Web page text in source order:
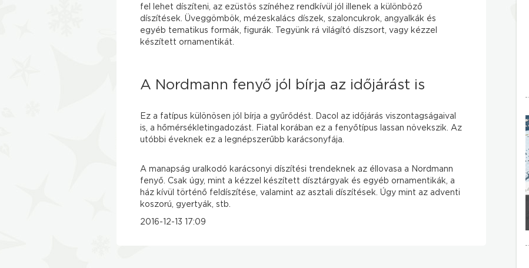
fel lehet díszíteni, az ezüstös színéhez rendkívül jól illenek a különböző
díszítések. Üveggömbök, mézeskalács díszek, szaloncukrok, angyalkák és
egyéb tematikus formák, figurák. Tegyünk rá világító díszsort, vagy kézzel
készített ornamentikát.
A Nordmann fenyő jól bírja az időjárást is
Ez a fatípus különösen jól bírja a gyűrődést. Dacol az időjárás viszontagságaival
is, a hőmérsékletingadozást. Fiatal korában ez a fenyőtípus lassan növekszik. Az
utóbbi éveknek ez a legnépszerűbb karácsonyfája.
A manapság uralkodó karácsonyi díszítési trendeknek az éllovasa a Nordmann
fenyő. Csak úgy, mint a kézzel készített dísztárgyak és egyéb ornamentikák, a
ház kívül történő feldíszítése, valamint az asztali díszítések. Úgy mint az adventi
koszorú, gyertyák, stb.
2016-12-13 17:09